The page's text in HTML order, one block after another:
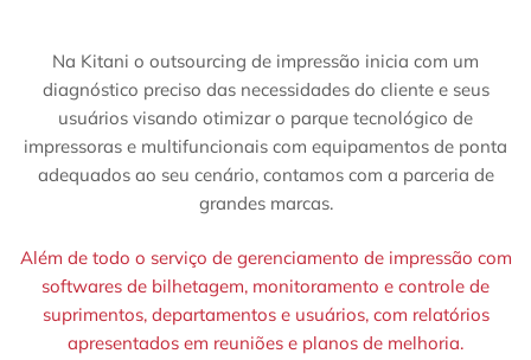
Na Kitani o outsourcing de impressão inicia com um
diagnóstico preciso das necessidades do cliente e seus
usuários visando otimizar o parque tecnológico de
impressoras e multifuncionais com equipamentos de ponta
adequados ao seu cenário, contamos com a parceria de
grandes marcas.
Além de todo o serviço de gerenciamento de impressão com
softwares de bilhetagem, monitoramento e controle de
suprimentos, departamentos e usuários, com relatórios
apresentados em reuniões e planos de melhoria.